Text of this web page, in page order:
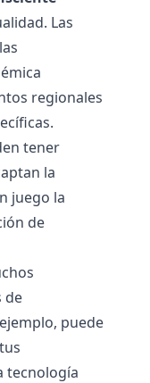
Las
regionales
tener
la
juego la
de
de
puede
tecnología